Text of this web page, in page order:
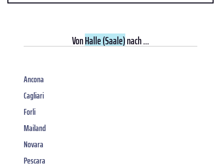
VonHalle (Saale)nach ...
Ancona
Cagliari
Forli
Mailand
Novara
Pescara